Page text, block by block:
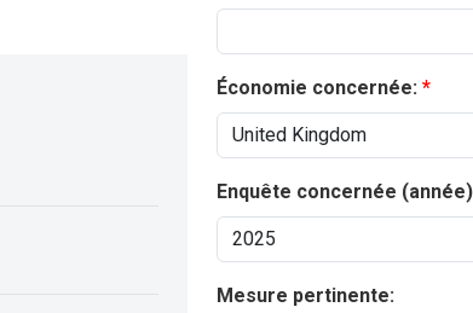
Économie concernée:
Enquête concernée
Mesure pertinente: